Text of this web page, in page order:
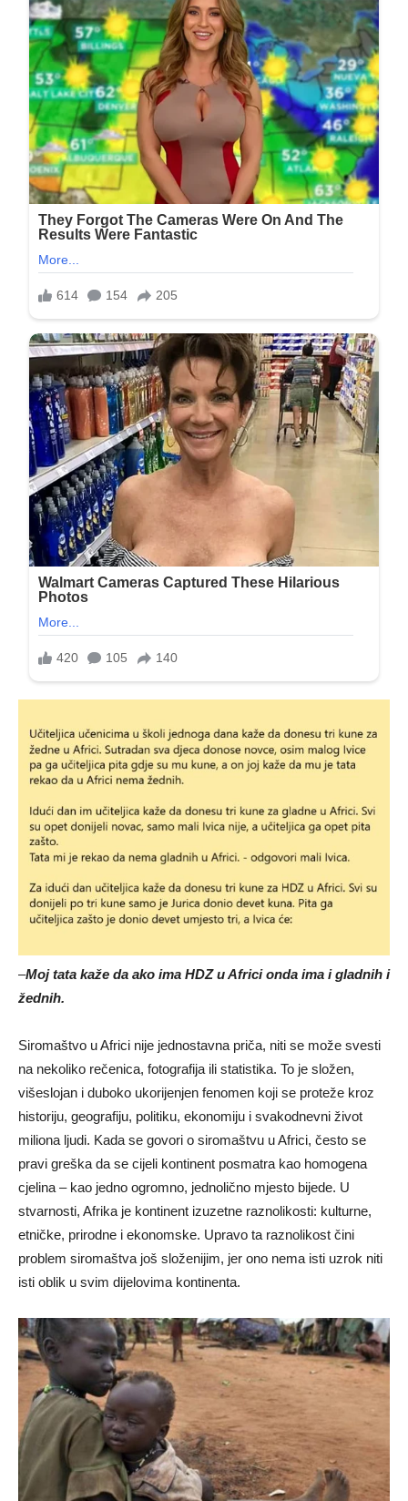
–Moj tata kaže da ako ima HDZ u Africi onda ima i gladnih i
žednih.
Siromaštvo uAfrici nije jednostavna priča, niti se može svesti
na nekoliko rečenica, fotografija ili statistika. To je složen,
višeslojan i duboko ukorijenjen fenomen koji se proteže kroz
historiju, geografiju, politiku, ekonomiju i svakodnevni život
miliona ljudi. Kada se govori o siromaštvu u Africi, često se
pravi greška da se cijeli kontinent posmatra kao homogena
cjelina – kao jedno ogromno, jednolično mjesto bijede. U
stvarnosti, Afrika je kontinent izuzetne raznolikosti: kulturne,
etničke, prirodne i ekonomske. Upravo ta raznolikost čini
problem siromaštva još složenijim, jer ono nema isti uzrok niti
isti oblik u svim dijelovima kontinenta.